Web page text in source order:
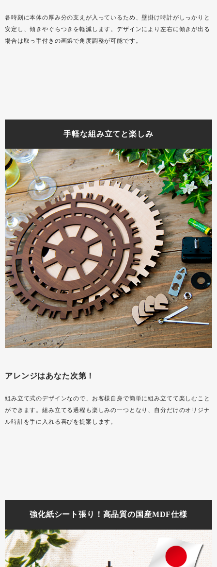
各時刻に本体の厚み分の支えが入っているため、壁掛け時計がしっかりと
安定し、傾きやぐらつきを軽減します。デザインにより左右に傾きが出る
場合は取っ手付きの画鋲で角度調整が可能です。
手軽な組み立てと楽しみ
アレンジはあなた次第！
組み立て式のデザインなので、お客様自身で簡単に組み立てて楽しむこと
ができます。組み立てる過程も楽しみの一つとなり、自分だけのオリジナ
ル時計を手に入れる喜びを提案します。
強化紙シート張り！高品質の国産MDF仕様